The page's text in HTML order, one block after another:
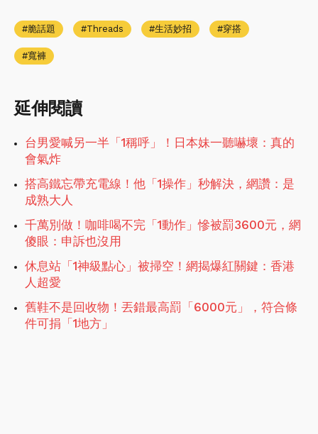
脆話題 Threads 生活妙招 穿搭
寬褲
延伸閱讀
台男愛喊另一半「1稱呼」！日本妹一聽嚇壞：真的
會氣炸
搭高鐵忘帶充電線！他「1操作」秒解決，網讚：是
成熟大人
千萬別做！咖啡喝不完「1動作」慘被罰3600元，網
傻眼：申訴也沒用
休息站「1神級點心」被掃空！網揭爆紅關鍵：香港
人超愛
舊鞋不是回收物！丟錯最高罰「6000元」，符合條
件可捐「1地方」